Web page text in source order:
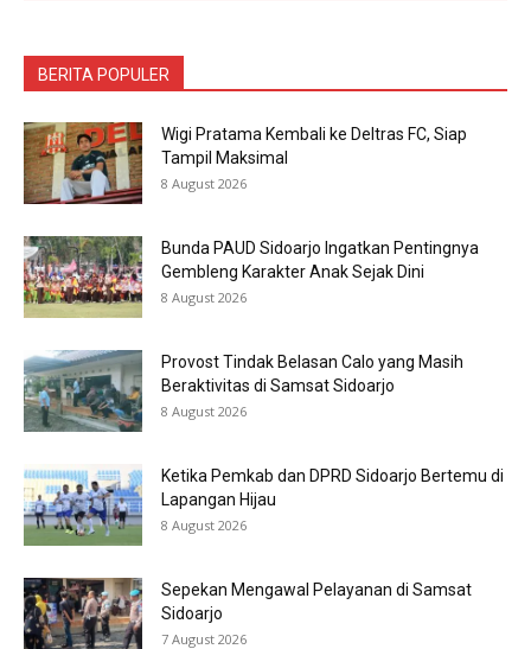
BERITA POPULER
Wigi Pratama Kembali ke Deltras FC, Siap
Tampil Maksimal
8 August 2026
Bunda PAUD Sidoarjo Ingatkan Pentingnya
Gembleng Karakter Anak Sejak Dini
8 August 2026
Provost Tindak Belasan Calo yang Masih
Beraktivitas di Samsat Sidoarjo
8 August 2026
Ketika Pemkab dan DPRD Sidoarjo Bertemu di
Lapangan Hijau
8 August 2026
Sepekan Mengawal Pelayanan di Samsat
Sidoarjo
7 August 2026